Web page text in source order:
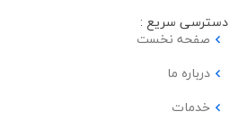
دسترسی سریع :
صفحه نخست
درباره ما
خدمات